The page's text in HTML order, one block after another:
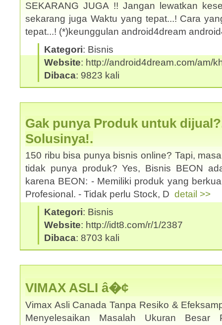
SEKARANG JUGA !! Jangan lewatkan
sekarang juga Waktu yang tepat...! Cara
tepat...! (*)keunggulan android4dream
Kategori: Bisnis
Website: http://android4dream.com/am/
Dibaca: 9823 kali
Gak punya Produk untuk
Solusinya!.
150 ribu bisa punya bisnis online? Tapi,
tidak punya produk? Yes, Bisnis BEON
karena BEON: - Memiliki produk yang
Profesional. - Tidak perlu Stock, D detail >>
Kategori: Bisnis
Website: http://idt8.com/r/1/2387
Dibaca: 8703 kali
VIMAX ASLI â�¢
Vimax Asli Canada Tanpa Resiko &
Menyelesaikan Masalah Ukuran